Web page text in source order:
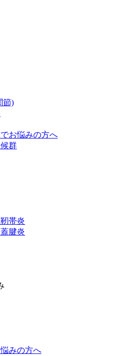
節)
お悩みの方へ
群
帯炎
腱炎
みの方へ